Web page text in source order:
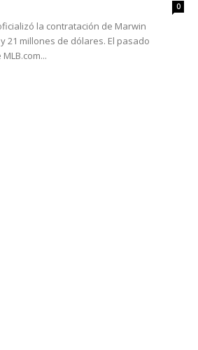
0
la contratación de Marwin
21 millones de dólares. El pasado